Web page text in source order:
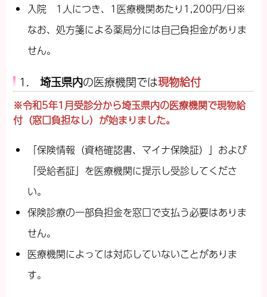
入院 1人につき、1医療機関あたり1,200円/日※
なお、処方箋による薬局分には自己負担金がありま
せん。
1. 埼玉県内の医療機関では現物給付
※令和5年1月受診分から埼玉県内の医療機関で現物給
付（窓口負担なし）が始まりました。
「保険情報（資格確認書、マイナ保険証）」および
「受給者証」を医療機関に提示し受診してくださ
い。
保険診療の一部負担金を窓口で支払う必要はありま
せん。
医療機関によっては対応していないことがありま
す。